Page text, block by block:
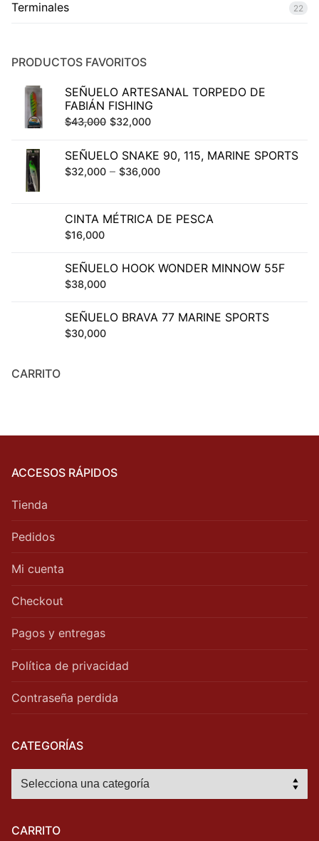
Terminales 22
PRODUCTOS FAVORITOS
SEÑUELO ARTESANAL TORPEDO DE
FABIÁN FISHING
$43,000 El
original
era:
$32,000El
actual
es:
SEÑUELO SNAKE 90, 115, MARINE SPORTS
$32,000 – $36,000
CINTA MÉTRICA DE PESCA
$16,000
SEÑUELO HOOK WONDER MINNOW 55F
$38,000
SEÑUELO BRAVA 77 MARINE SPORTS
$30,000
CARRITO
ACCESOS RÁPIDOS
Tienda
Pedidos
Mi cuenta
Checkout
Pagos y entregas
Política de privacidad
Contraseña perdida
CATEGORÍAS
CARRITO